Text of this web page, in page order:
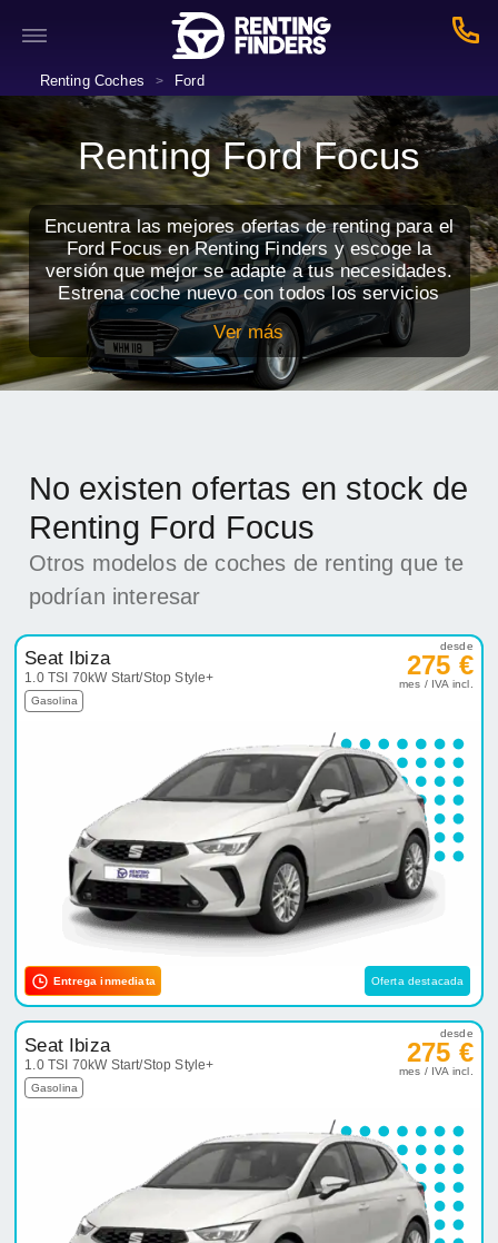
Renting Coches > Ford
Renting Ford Focus
Encuentra las mejores ofertas de renting para el
Ford Focus en Renting Finders y escoge la
versión que mejor se adapte a tus necesidades.
Estrena coche nuevo con todos los servicios
incluidos por una cuota mensual.
Ver más
No existen ofertas en stock de
Renting Ford Focus
Otros modelos de coches de renting que te
podrían interesar
Seat Ibiza
1.0 TSI 70kW Start/Stop Style+
Gasolina
desde
275 €
mes / IVA incl.
Entrega inmediata Oferta destacada
Seat Ibiza
1.0 TSI 70kW Start/Stop Style+
Gasolina
desde
275 €
mes / IVA incl.